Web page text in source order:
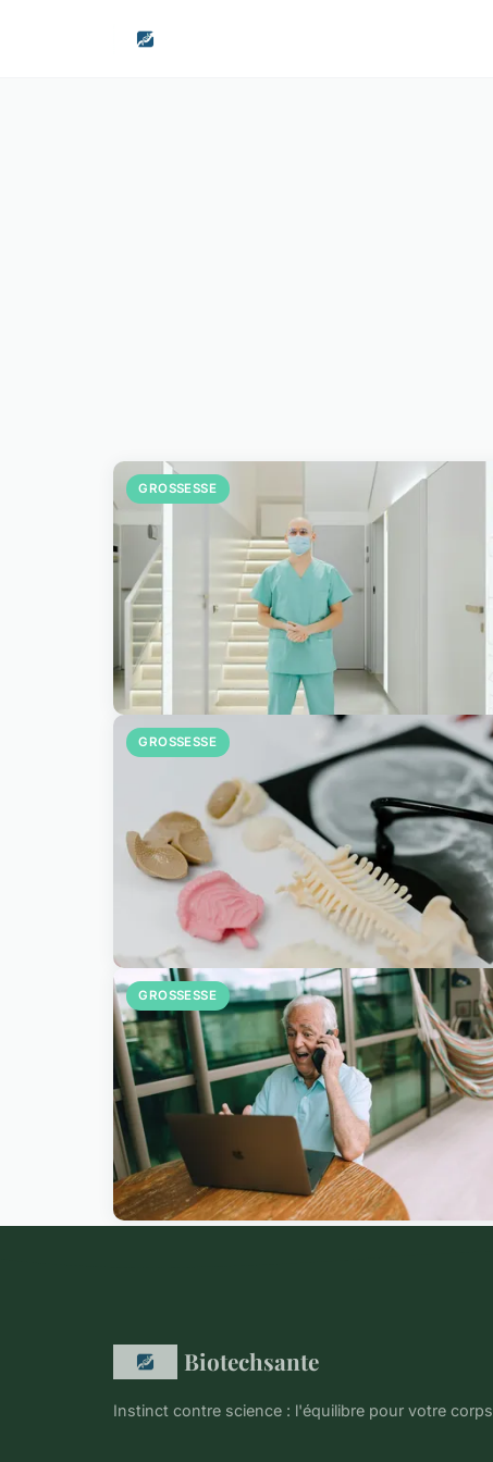
GROSSESSE
GROSSESSE
GROSSESSE
Biotechsante
Instinct contre science : l'équilibre pour votre corps